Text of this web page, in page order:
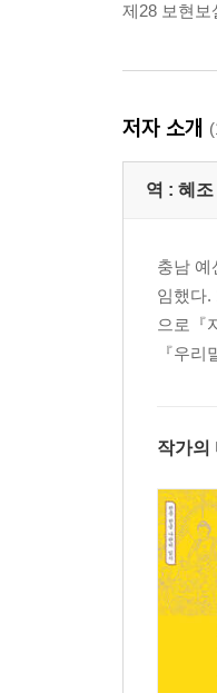
제28 보현보
저자 소개
역 : 혜조
충남 예
임했다.
으로『
『우
작가의